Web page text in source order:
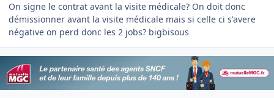
On signe le contrat avant la visite médicale? On doit donc
démissionner avant la visite médicale mais si celle ci s'avere
négative on perd donc les 2 jobs? bigbisous